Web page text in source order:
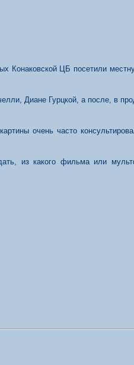
Конаковской ЦБ посетили
Диане Гурцкой, а после, в
очень часто
из какого фильма или